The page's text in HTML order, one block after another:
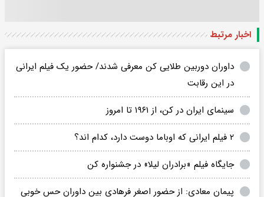
اخبار مرتبط
داوران دوربین طلایی کن معرفی شدند/ حضور یک فیلم ایرانی
در این رقابت
سینمای ایران در کن، از ۱۹۶۱ تا امروز
۲ فیلم ایرانی که اوباما دوست دارد، کدام اند؟
جایگاه فیلم «برادران لیلا» در جشنواره کن
پیمان معادی: از حضور اصغر فرهادی بین داوران حس خوبی